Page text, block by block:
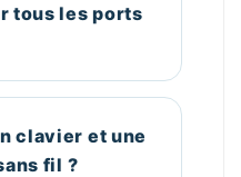
tous les ports
clavier et une
fil ?